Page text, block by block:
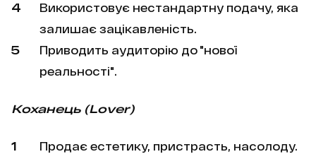
Використовує нестандартну подачу, яка
залишає зацікавленість.
Приводить аудиторію до "нової
реальності".
Коханець (Lover)
Продає естетику, пристрасть, насолоду.